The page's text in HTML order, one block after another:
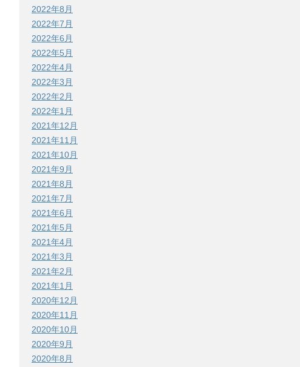
2022年8月
2022年7月
2022年6月
2022年5月
2022年4月
2022年3月
2022年2月
2022年1月
2021年12月
2021年11月
2021年10月
2021年9月
2021年8月
2021年7月
2021年6月
2021年5月
2021年4月
2021年3月
2021年2月
2021年1月
2020年12月
2020年11月
2020年10月
2020年9月
2020年8月